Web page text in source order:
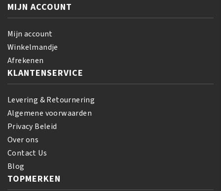
ml
aantal
ml
MIJN ACCOUNT
Mijn account
Winkelmandje
Afrekenen
KLANTENSERVICE
Levering & Retournering
Algemene voorwaarden
Privacy Beleid
Over ons
Contact Us
Blog
TOPMERKEN